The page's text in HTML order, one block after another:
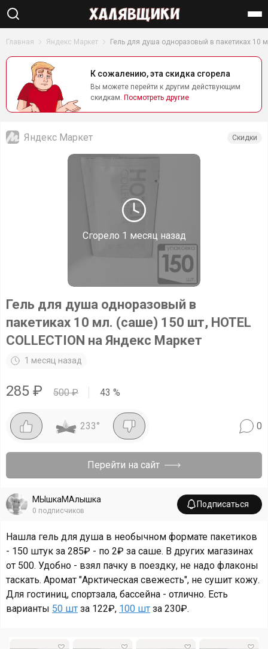
Найти
Главная Яндекс Маркет Гель для душа одноразовый в пакетиках 10
К сожалению, эта скидка сгорела
Вы можете перейти к другим действующим
скидкам. Посмотреть другие
Сгорело 1 месяц назад
Яндекс Маркет Скидки
Гель для душа одноразовый в
пакетиках 10 мл. (саше) 150 шт, HOTEL
COLLECTION на Яндекс Маркет
1 месяц назад
285 ₽ 500₽ 43 %
233° 0
Перейти на сайт
МЫшкаМАлышка
0 подписчиков
Подписаться
Нашла гель для душа в необычном формате пакетиков
- 150 штук за 285₽ - по 2₽ за саше. В других магазинах
от 500. Удобно - взял пачку в поездку, не надо флаконы
таскать. Аромат "Арктическая свежесть", не сушит кожу.
Для гостиниц, спортзала, бассейна - отлично. Есть
варианты 50 шт за 122₽, 100 шт за 230₽.